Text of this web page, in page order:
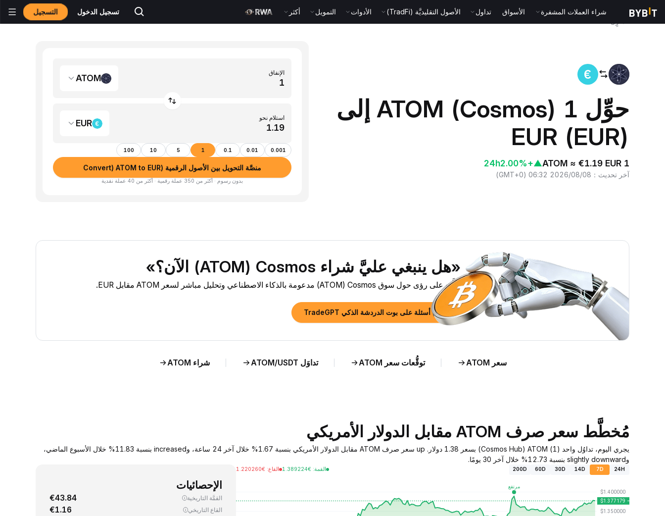
شراء العملات المشفرة الأسواق تداول الأصول التقليديَّة (TradFi) الأدوات التمويل أكثر تسجيل الدخول التسجيل
حوِّل 1 ATOM (Cosmos) إلى
EUR (EUR)
1 ATOM ≈ €1.19 EUR
▲
+2.00%
24h
آخر تحديث ：
2026/08/08 06:32
(
GMT+0
)
الإنفاق
ATOM
استلام نحو
EUR
0.001
0.01
0.1
1
5
10
100
منصَّة التحويل بين الأصول الرقمية (Convert) ATOM to EUR
بدون رسوم · أكثر من 350 عملة رقمية · أكثر من 40 عملة نقدية
«هل ينبغي عليَّ شراء Cosmos ‏(ATOM) الآن؟»
اطَّلع على رؤى حول سوق Cosmos ‏(ATOM) مدعومة بالذكاء الاصطناعي وتحليل مباشر لسعر ATOM مقابل EUR.
اطرح أسئلة على بوت الدردشة الذكي TradeGPT
سعر ATOM توقُّعات سعر ATOM تداوَل ATOM/USDT شراء ATOM
مُخطَّط سعر صرف ATOM مقابل الدولار الأمريكي
يجري اليوم، تداوُل واحد (1) ATOM ‏(Cosmos Hub) بسعر 1.38 دولار. up سعر صرف ATOM مقابل الدولار الأمريكي بنسبة 1.67% خلال آخر 24 ساعة، وincreased بنسبة 11.83% خلال الأسبوع الماضي،
وslightly downward بنسبة 12.73% خلال آخر 30 يومًا.
24H
7D
14D
30D
60D
200D القمة:
€
1.389224 القاع:
€
1.220260
الإحصائيات
القمَّة التاريخية €43.84
القاع التاريخي €1.16